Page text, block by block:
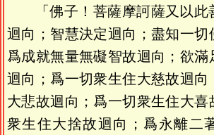
「佛子！菩薩摩訶薩又以
迴向；智慧決定迴向；盡知一切
爲成就無量無礙智故迴向；欲滿
迴向；爲一切衆生住大慈故迴向
大悲故迴向；爲一切衆生住大喜
衆生住大捨故迴向；爲永離二